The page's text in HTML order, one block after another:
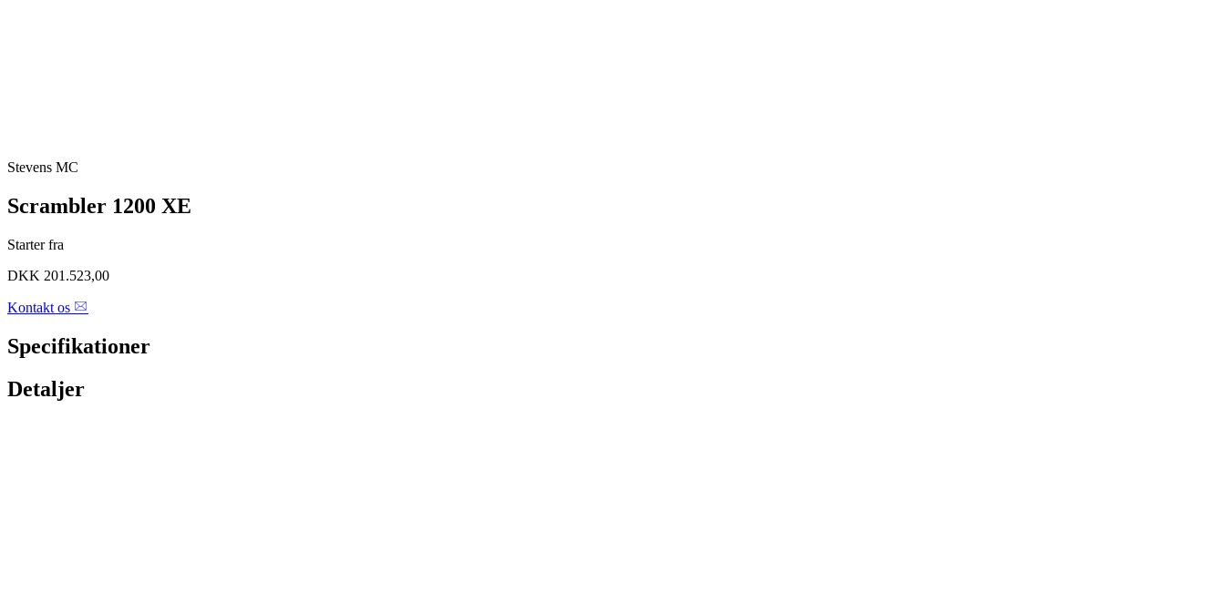
Stevens MC
Scrambler 1200 XE
Starter fra
DKK 201.523,00
Kontakt os
Specifikationer
Detaljer